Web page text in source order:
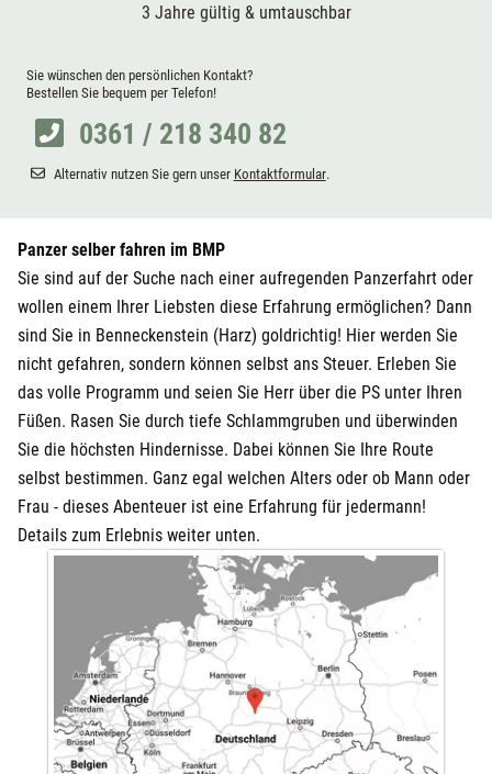
3 Jahre gültig & umtauschbar
Sie wünschen den persönlichen Kontakt?
Bestellen Sie bequem per Telefon!
0361 / 218 340 82
Alternativ nutzen Sie gern unser Kontaktformular.
Panzer selber fahren im BMP
Sie sind auf der Suche nach einer aufregenden Panzerfahrt oder
wollen einem Ihrer Liebsten diese Erfahrung ermöglichen? Dann
sind Sie in Benneckenstein (Harz) goldrichtig! Hier werden Sie
nicht gefahren, sondern können selbst ans Steuer. Erleben Sie
das volle Programm und seien Sie Herr über die PS unter Ihren
Füßen. Rasen Sie durch tiefe Schlammgruben und überwinden
Sie die höchsten Hindernisse. Dabei können Sie Ihre Route
selbst bestimmen. Ganz egal welchen Alters oder ob Mann oder
Frau - dieses Abenteuer ist eine Erfahrung für jedermann!
Details zum Erlebnis weiter unten.